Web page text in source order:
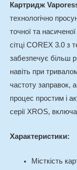
Картридж
технологічно
точної та
сітці COREX 3.0 з
забезпечує більш
навіть при
частоту заправок,
процес простим і
серії XROS,
Характеристики:
Місткість